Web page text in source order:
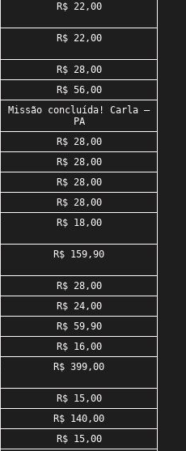
R$ 22,00
R$ 22,00
R$ 28,00
R$ 56,00
Missão concluída! Carla –
PA
R$ 28,00
R$ 28,00
R$ 28,00
R$ 28,00
R$ 18,00
R$ 159,90
R$ 28,00
R$ 24,00
R$ 59,90
R$ 16,00
R$ 399,00
R$ 15,00
R$ 140,00
R$ 15,00